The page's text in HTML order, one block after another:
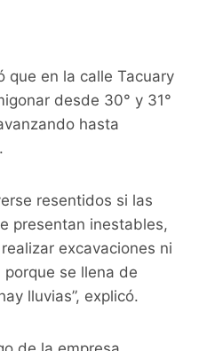
que en la calle Tacuary
desde 30° y 31°
hasta
resentidos si las
presentan inestables,
excavaciones ni
se llena de
lluvias”, explicó.